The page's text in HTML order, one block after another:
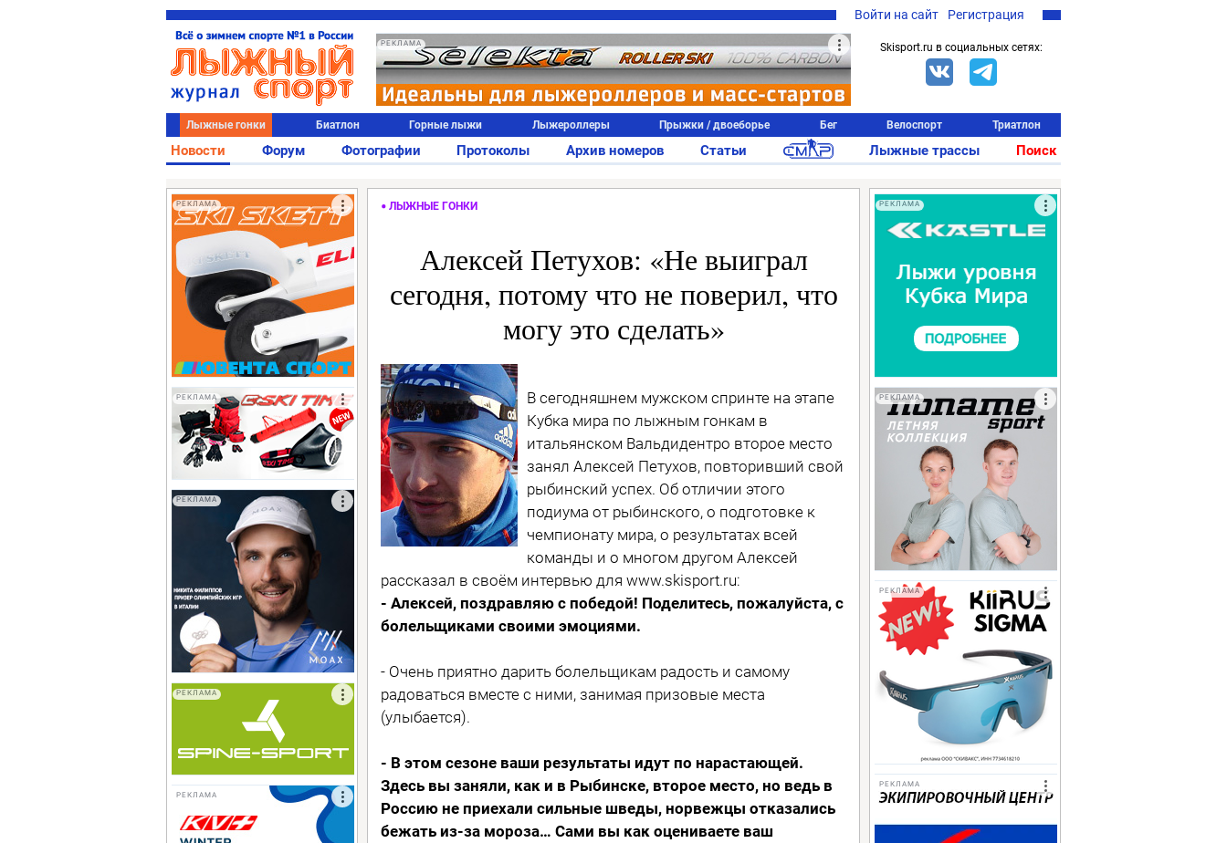
Войти на сайт Регистрация
РЕКЛАМА Skisport.ru в социальных сетях:
Лыжные гонки Биатлон Горные лыжи Лыжероллеры Прыжки / двоеборье Бег Велоспорт Триатлон
Новости Форум Фотографии Протоколы Архив номеров Статьи Лыжные трассы Поиск
РЕКЛАМА
РЕКЛАМА
РЕКЛАМА
РЕКЛАМА
РЕКЛАМА
ЛЫЖНЫЕ ГОНКИ
Алексей Петухов: «Не выиграл
сегодня, потому что не поверил, что
могу это сделать»
В сегодняшнем мужском спринте на этапе
Кубка мира по лыжным гонкам в
итальянском Вальдидентро второе место
занял Алексей Петухов, повторивший свой
рыбинский успех. Об отличии этого
подиума от рыбинского, о подготовке к
чемпионату мира, о результатах всей
команды и о многом другом Алексей
рассказал в своём интервью для www.skisport.ru:
- Алексей, поздравляю с победой! Поделитесь, пожалуйста, с
болельщиками своими эмоциями.
- Очень приятно дарить болельщикам радость и самому
радоваться вместе с ними, занимая призовые места
(улыбается).
- В этом сезоне ваши результаты идут по нарастающей.
Здесь вы заняли, как и в Рыбинске, второе место, но ведь в
Россию не приехали сильные шведы, норвежцы отказались
бежать из-за мороза… Сами вы как оцениваете ваш
РЕКЛАМА
РЕКЛАМА
РЕКЛАМА
РЕКЛАМА